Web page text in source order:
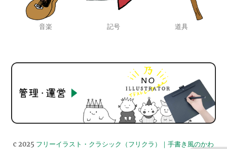
音楽 記号 道具
c 2025 フリーイラスト・クラシック（フリクラ）｜手書き風のかわ